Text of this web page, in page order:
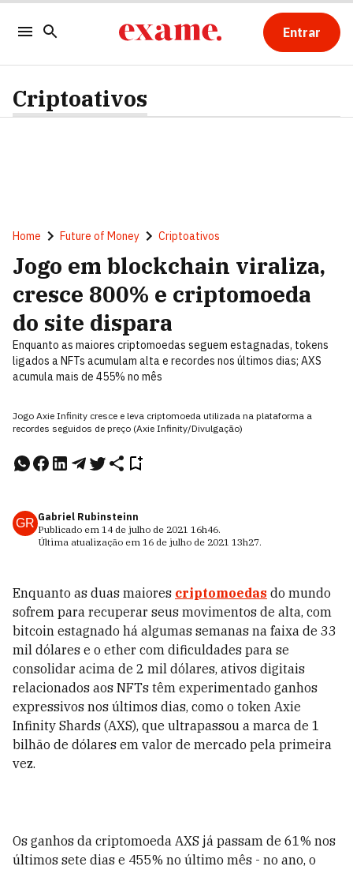
Entrar
Criptoativos
Home Future of Money Criptoativos
Jogo em blockchain viraliza,
cresce 800% e criptomoeda
do site dispara
Enquanto as maiores criptomoedas seguem estagnadas, tokens
ligados a NFTs acumulam alta e recordes nos últimos dias; AXS
acumula mais de 455% no mês
Jogo Axie Infinity cresce e leva criptomoeda utilizada na plataforma a
recordes seguidos de preço (Axie Infinity/Divulgação)
GR Gabriel Rubinsteinn
Publicado em 14 de julho de 2021 16h46.
Última atualização em 16 de julho de 2021 13h27.
Enquanto as duas maiores criptomoedas do mundo
sofrem para recuperar seus movimentos de alta, com
bitcoin estagnado há algumas semanas na faixa de 33
mil dólares e o ether com dificuldades para se
consolidar acima de 2 mil dólares, ativos digitais
relacionados aos NFTs têm experimentado ganhos
expressivos nos últimos dias, como o token Axie
Infinity Shards (AXS), que ultrapassou a marca de 1
bilhão de dólares em valor de mercado pela primeira
vez.
Os ganhos da criptomoeda AXS já passam de 61% nos
últimos sete dias e 455% no último mês - no ano, o